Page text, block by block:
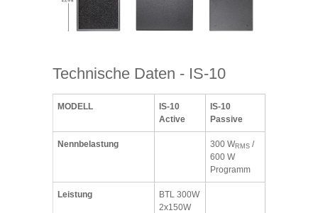
Technische Daten - IS-10
MODELL
IS-10
Active
IS-10
Passive
Nennbelastung 300 WRMS /
600 W
Programm
Leistung
BTL 300W
2x150W